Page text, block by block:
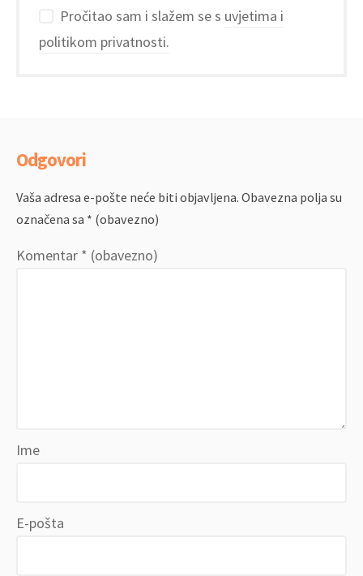
Pročitao sam i slažem se s uvjetima i
politikom privatnosti.
Odgovori
Vaša adresa e-pošte neće biti objavljena. Obavezna polja su
označena sa * (obavezno)
Komentar * (obavezno)
Ime
E-pošta